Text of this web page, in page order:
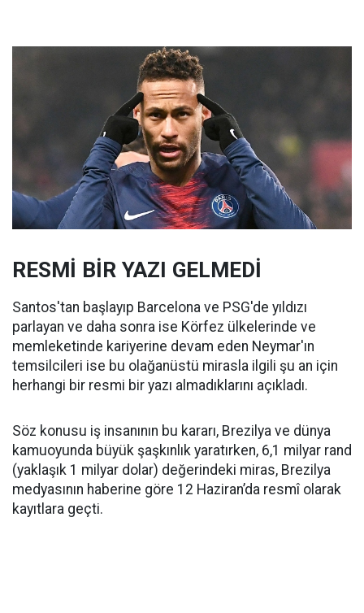
RESMİ BİR YAZI GELMEDİ
Santos'tan başlayıp Barcelona ve PSG'de yıldızı
parlayan ve daha sonra ise Körfez ülkelerinde ve
memleketinde kariyerine devam eden Neymar'ın
temsilcileri ise bu olağanüstü mirasla ilgili şu an için
herhangi bir resmi bir yazı almadıklarını açıkladı.
Söz konusu iş insanının bu kararı, Brezilya ve dünya
kamuoyunda büyük şaşkınlık yaratırken, 6,1 milyar rand
(yaklaşık 1 milyar dolar) değerindeki miras, Brezilya
medyasının haberine göre 12 Haziran’da resmî olarak
kayıtlara geçti.